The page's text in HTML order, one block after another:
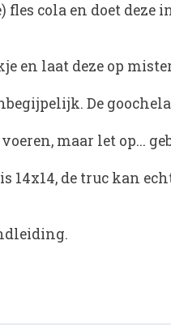
fles cola en doet
en laat deze op
De
maar let op...
14x14, de truc kan